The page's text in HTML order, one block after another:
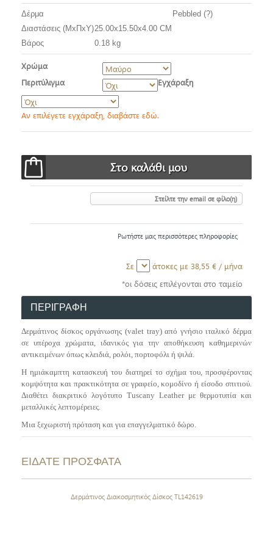
Δέρμα
Pebbled (?)
Διαστάσεις (ΜxΠxΥ)25.00x15.50x4.00 CM
Βάρος
0.18 kg
Χρώμα
Περιτύλιγμα
Εγχάραξη
Αν επιλέγετε εγχάραξη, διαβάστε εδώ.
Στείλτε την email σε φίλο(η)
Ρωτήστε μας περισσότερες πληροφορίες
Σε άτοκες με 38,55 € / μήνα
*οι δόσεις επιλέγονται στο ταμείο
ΠΕΡΙΓΡΑΦΗ
Δερμάτινος δίσκος οργάνωσης (valet tray) από γνήσιο ιταλικό δέρμα
σε υπέροχα χρώματα, ιδανικός για την αποθήκευση καθημερινών
αντικειμένων όπως κλειδιά, ρολόι, πορτοφόλι ή ψιλά.
Η ημιάκαμπτη κατασκευή του διατηρεί το σχήμα του, προσφέροντας
κομψότητα και πρακτικότητα σε γραφείο, κομοδίνο ή είσοδο σπιτιού.
Διαθέτει διακριτικό λογότυπο Tuscany Leather με θερμοτυπία και
μεταλλικές λεπτομέρειες.
Μια ξεχωριστή πρόταση και για επαγγελματικό δώρο.
ΕΙΔΑΤΕ ΠΡΟΣΦΑΤΑ
Δερμάτινος Διακοσμητικός Δίσκος TL142619